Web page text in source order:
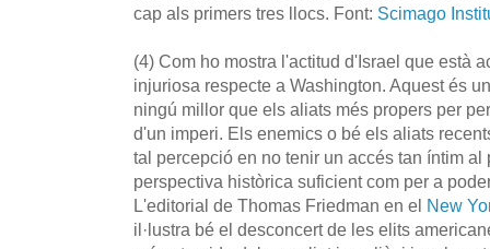
cap als primers tres llocs. Font: Scimago
(4) Com ho mostra l'actitud d'Israel que està
injuriosa respecte a Washington. Aquest és
ningú millor que els aliats més propers per
d'un imperi. Els enemics o bé els aliats
tal percepció en no tenir un accés tan íntim al
perspectiva històrica suficient com per a
L'editorial de Thomas Friedman en el New
il·lustra bé el desconcert de les elits